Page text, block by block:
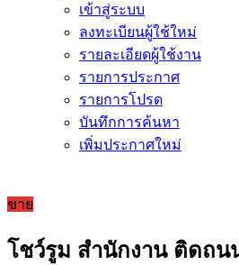
เข้าสู่ระบบ
ลงทะเบียนผู้ใช้ใหม่
รายละเอียดผู้ใช้งาน
รายการประกาศ
รายการโปรด
บันทึกการค้นหา
เพิ่มประกาศใหม่
ขาย
โชว์รูม สำนักงาน ติดถน